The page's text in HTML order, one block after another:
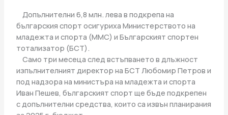
Допълнителни 6,8 млн. лева в подкрепа на
българския спорт осигуриха Министерството на
младежта и спорта (ММС) и Българският спортен
тотализатор (БСТ).
Само три месеца след встъпването в длъжност
изпълнителният директор на БСТ Любомир Петров и
под надзора на министъра на младежта и спорта
Иван Пешев, българският спорт ще бъде подкрепен
с допълнителни средства, които са извън планирания